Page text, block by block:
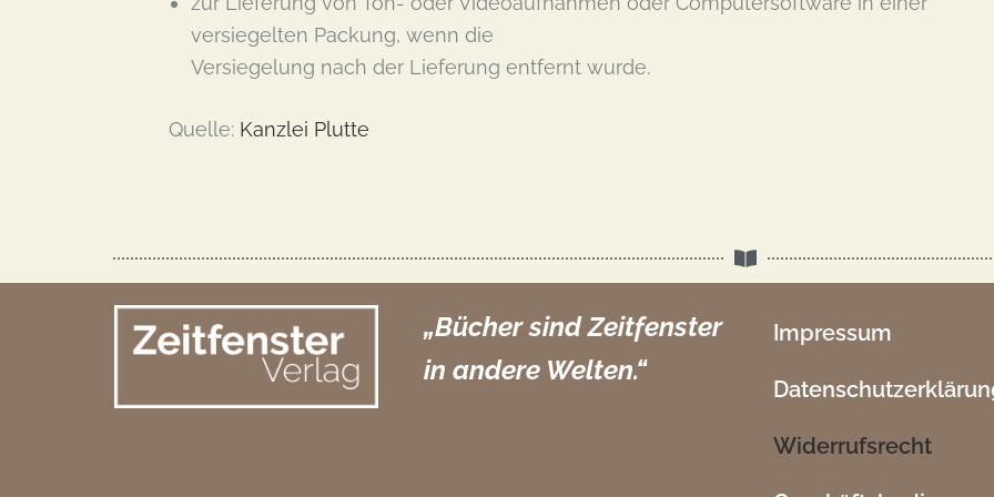
versiegelten Packung, wenn die
Versiegelung nach der Lieferung entfernt wurde.
Quelle: Kanzlei Plutte
„Bücher sind Zeitfenster
in andere Welten.“
Impressum
Widerrufsrecht